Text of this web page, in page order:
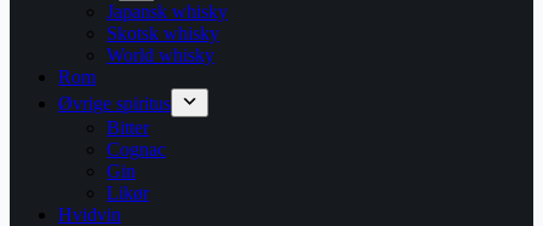
Japansk whisky
Skotsk whisky
World whisky
Rom
Øvrige spiritus
Bitter
Cognac
Gin
Likør
Hvidvin